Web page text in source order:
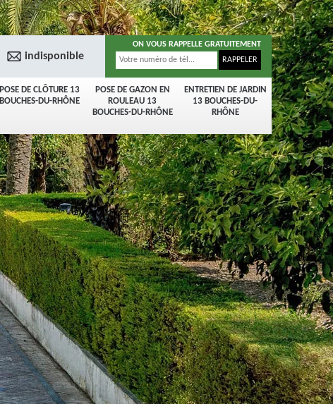
POSE DE CLÔTURE 13
BOUCHES-DU-RHÔNE
POSE DE GAZON EN
ROULEAU 13
BOUCHES-DU-RHÔNE
ENTRETIEN DE JARDIN
13 BOUCHES-DU-
RHÔNE
indisponible
ON VOUS RAPPELLE GRATUITEMENT